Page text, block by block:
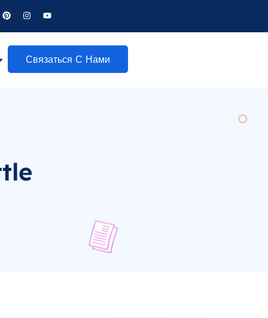
Связаться С Нами